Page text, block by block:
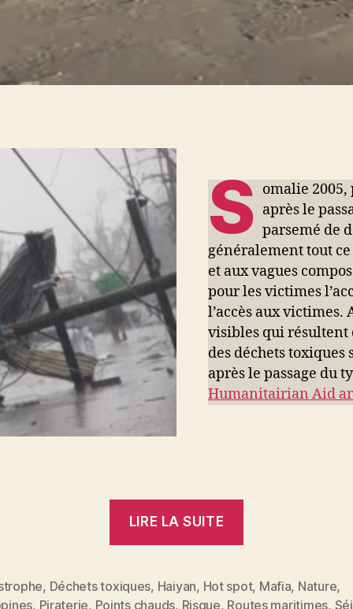
S omalie
après le
parsemé de
généralement tout
et aux vagues
pour les victimes
l’accès aux victimes.
visibles qui résultent
des déchets toxiques
après le passage du
Humanitairian Aid
LIRE LA SUITE
déchets
, Déchets toxiques, Haiyan, Hot spot, Mafia, Nature,
, Piraterie, Points chauds, Risque, Routes maritimes,